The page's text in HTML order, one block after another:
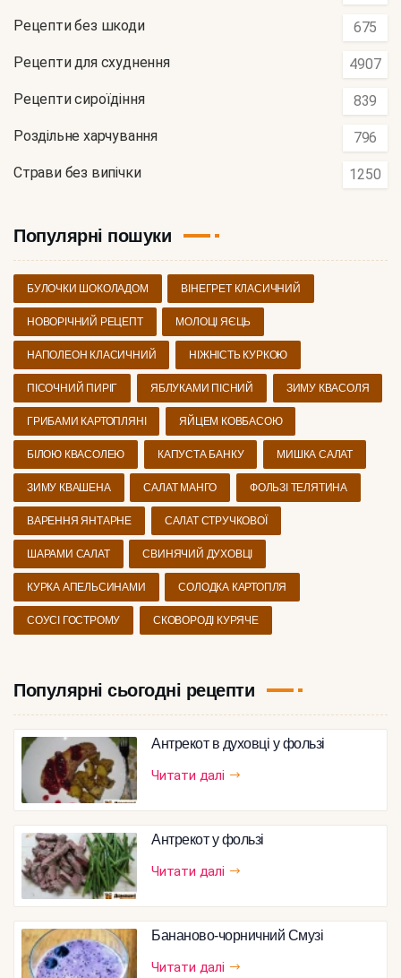
Рецепти без шкоди 675
Рецепти для схуднення 4907
Рецепти сироїдіння 839
Роздільне харчування 796
Страви без випічки 1250
Популярні пошуки
БУЛОЧКИ ШОКОЛАДОМ ВІНЕГРЕТ КЛАСИЧНИЙ
НОВОРІЧНИЙ РЕЦЕПТ МОЛОЦІ ЯЄЦЬ
НАПОЛЕОН КЛАСИЧНИЙ НІЖНІСТЬ КУРКОЮ
ПІСОЧНИЙ ПИРІГ ЯБЛУКАМИ ПІСНИЙ ЗИМУ КВАСОЛЯ
ГРИБАМИ КАРТОПЛЯНІ ЯЙЦЕМ КОВБАСОЮ
БІЛОЮ КВАСОЛЕЮ КАПУСТА БАНКУ МИШКА САЛАТ
ЗИМУ КВАШЕНА САЛАТ МАНГО ФОЛЬЗІ ТЕЛЯТИНА
ВАРЕННЯ ЯНТАРНЕ САЛАТ СТРУЧКОВОЇ
ШАРАМИ САЛАТ СВИНЯЧИЙ ДУХОВЦІ
КУРКА АПЕЛЬСИНАМИ СОЛОДКА КАРТОПЛЯ
СОУСІ ГОСТРОМУ СКОВОРОДІ КУРЯЧЕ
Популярні сьогодні рецепти
Антрекот в духовці у фользі
Читати далі
Антрекот у фользі
Читати далі
Бананово-чорничний Смузі
Читати далі